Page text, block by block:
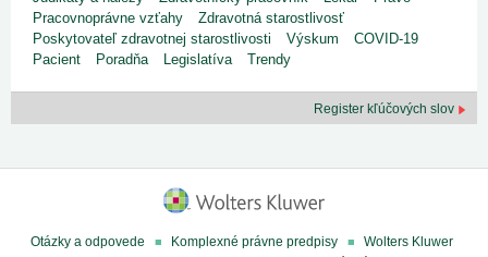
Pracovnoprávne vzťahy
Zdravotná starostlivosť
Poskytovateľ zdravotnej starostlivosti
Výskum
COVID-19
Pacient
Poradňa Legislatíva Trendy
Register kľúčových slov
Otázky a odpovede Komplexné právne predpisy
Wolters Kluwer